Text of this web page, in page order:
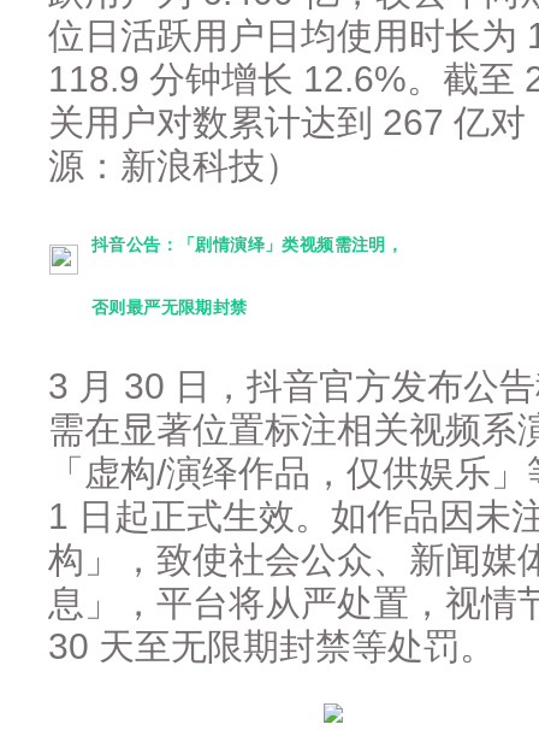
位日活跃用户日均使用时长为
118.9 分钟增长 12.6%。截至
关用户对数累计达到 267 亿
源：新浪科技）
抖音公告：「剧情演绎」类视频需注明，
否则最严无限期封禁
3 月 30 日，抖音官方发布公
需在显著位置标注相关视频系
「虚构/演绎作品，仅供娱乐
1 日起正式生效。如作品因未
构」，致使社会公众、新闻媒
息」，平台将从严处置，视情
30 天至无限期封禁等处罚。